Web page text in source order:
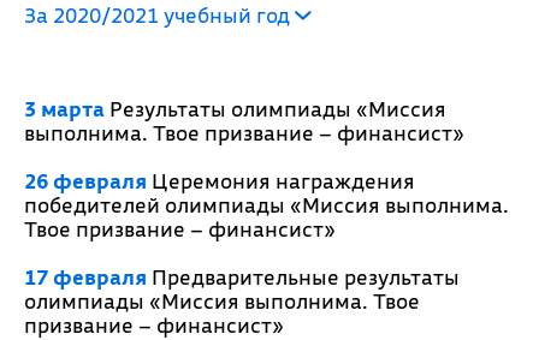
За 2020/2021 учебный год
3 мартаРезультаты олимпиады «Миссия
выполнима. Твое призвание – финансист»
26 февраля Церемония награждения
победителей олимпиады «Миссия выполнима.
Твое призвание – финансист»
17 февраля Предварительные результаты
олимпиады «Миссия выполнима. Твое
призвание – финансист»